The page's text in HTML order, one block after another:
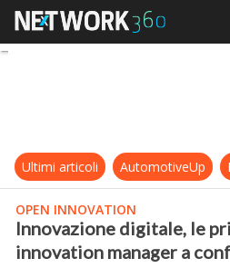
Ultimi articoli AutomotiveUp
OPEN INNOVATION
Innovazione digitale, le
innovation manager a